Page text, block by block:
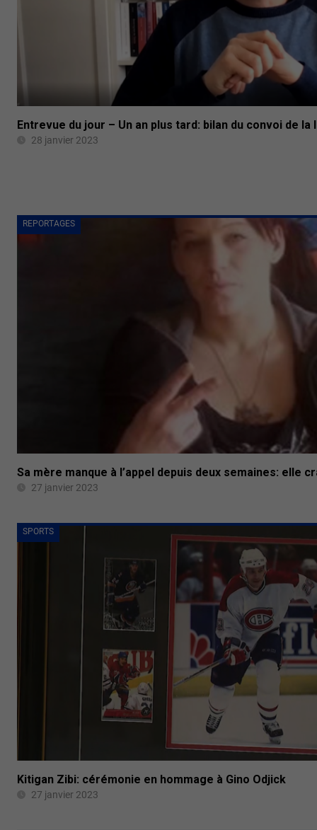
Entrevue du jour – Un an plus tard: bilan du convoi de la
28 janvier 2023
REPORTAGES
Sa mère manque à l’appel depuis deux semaines: elle
27 janvier 2023
SPORTS
Kitigan Zibi: cérémonie en hommage à Gino Odjick
27 janvier 2023